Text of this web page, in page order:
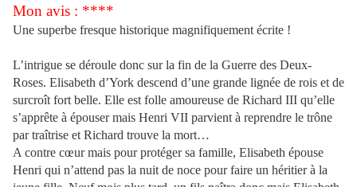
Mon avis : ****
Une superbe fresque historique magnifiquement écrite !
L’intrigue se déroule donc sur la fin de la Guerre des Deux-
Roses. Elisabeth d’York descend d’une grande lignée de rois et de
surcroît fort belle. Elle est folle amoureuse de Richard III qu’elle
s’apprête à épouser mais Henri VII parvient à reprendre le trône
par traîtrise et Richard trouve la mort…
A contre cœur mais pour protéger sa famille, Elisabeth épouse
Henri qui n’attend pas la nuit de noce pour faire un héritier à la